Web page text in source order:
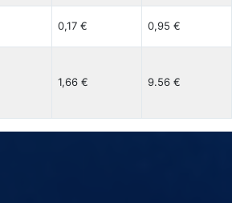
0,17 € 0,95 €
1,66 € 9.56 €